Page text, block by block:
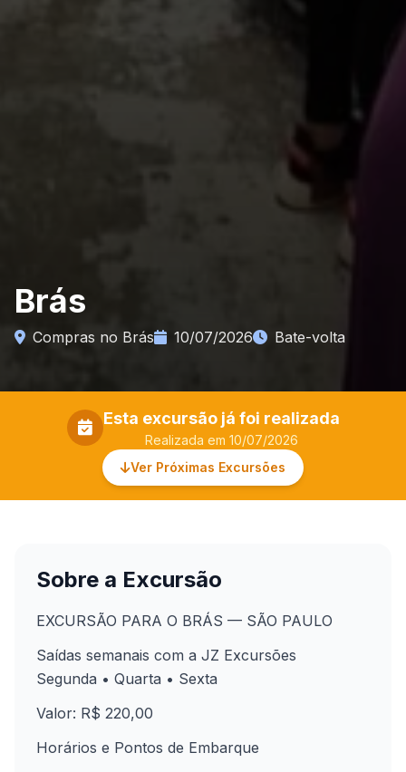
Brás
Compras no Brás 10/07/2026 Bate-volta
Esta excursão já foi realizada
Realizada em 10/07/2026
Ver Próximas Excursões
Sobre a Excursão
EXCURSÃO PARA O BRÁS — SÃO PAULO
Saídas semanais com a JZ Excursões
Segunda • Quarta • Sexta
Valor: R$ 220,00
Horários e Pontos de Embarque